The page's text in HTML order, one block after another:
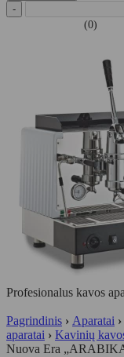
-
(0)
Profesionalus kavos
Pagrindinis › Aparatai ›
aparatai › Kavinių
Nuova Era